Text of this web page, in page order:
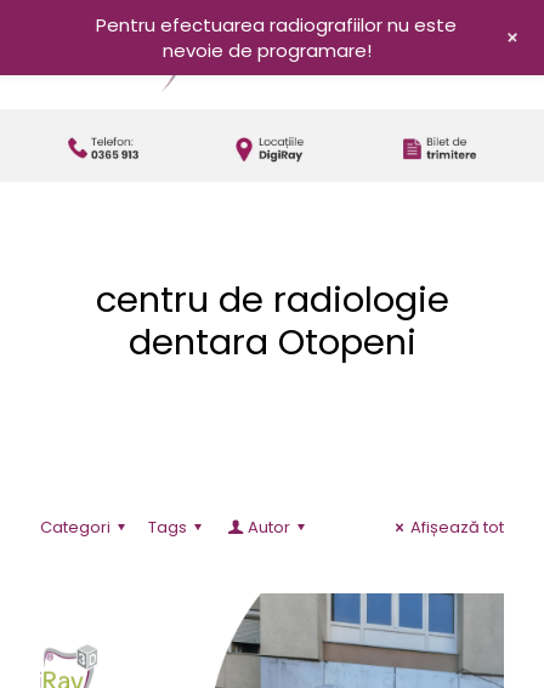
centru de radiologie
dentara Otopeni
Categori Tags Autor Afișează tot
Pentru efectuarea radiografiilor nu este
nevoie de programare!
+